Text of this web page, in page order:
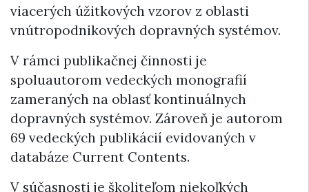
viacerých úžitkových vzorov z oblasti
vnútropodnikových dopravných systémov.
V rámci publikačnej činnosti je
spoluautorom vedeckých monografií
zameraných na oblasť kontinuálnych
dopravných systémov. Zároveň je autorom
69 vedeckých publikácií evidovaných v
databáze Current Contents.
V súčasnosti je školiteľom niekoľkých